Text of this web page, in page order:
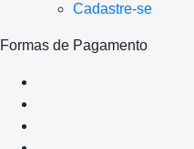
Cadastre-se
Formas de Pagamento